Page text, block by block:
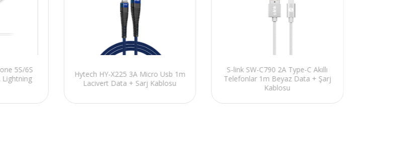
5S/6S
Lightning
Hytech HY-X225 3A Micro Usb 1m
Lacivert Data + Sarj Kablosu
S-link SW-C790 2A Type-C Akıllı
Telefonlar 1m Beyaz Data + Şarj
Kablosu